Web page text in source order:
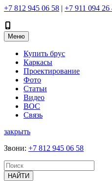
+7 812 945 06 58 | +7 911 094 26
Меню
Купить брус
Каркасы
Проектирование
Фото
Статьи
Видео
ВОС
Связь
закрыть
Звони: +7 812 945 06 58
НАЙТИ